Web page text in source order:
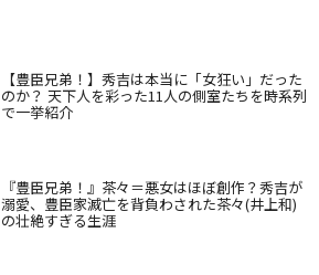
【豊臣兄弟！】秀吉は本当に「女狂い」だった
のか？ 天下人を彩った11人の側室たちを時系列
で一挙紹介
『豊臣兄弟！』茶々＝悪女はほぼ創作？秀吉が
溺愛、豊臣家滅亡を背負わされた茶々(井上和)
の壮絶すぎる生涯